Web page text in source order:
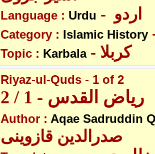
Language : Urdu
Category : Islamic History
Topic : Karbala - کربلا
Riyaz-ul-Quds - 1 of 2
ریاض القدس - 1 / 2
Author : Aqae Sadruddin